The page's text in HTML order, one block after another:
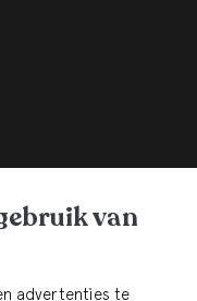
van
advertenties te